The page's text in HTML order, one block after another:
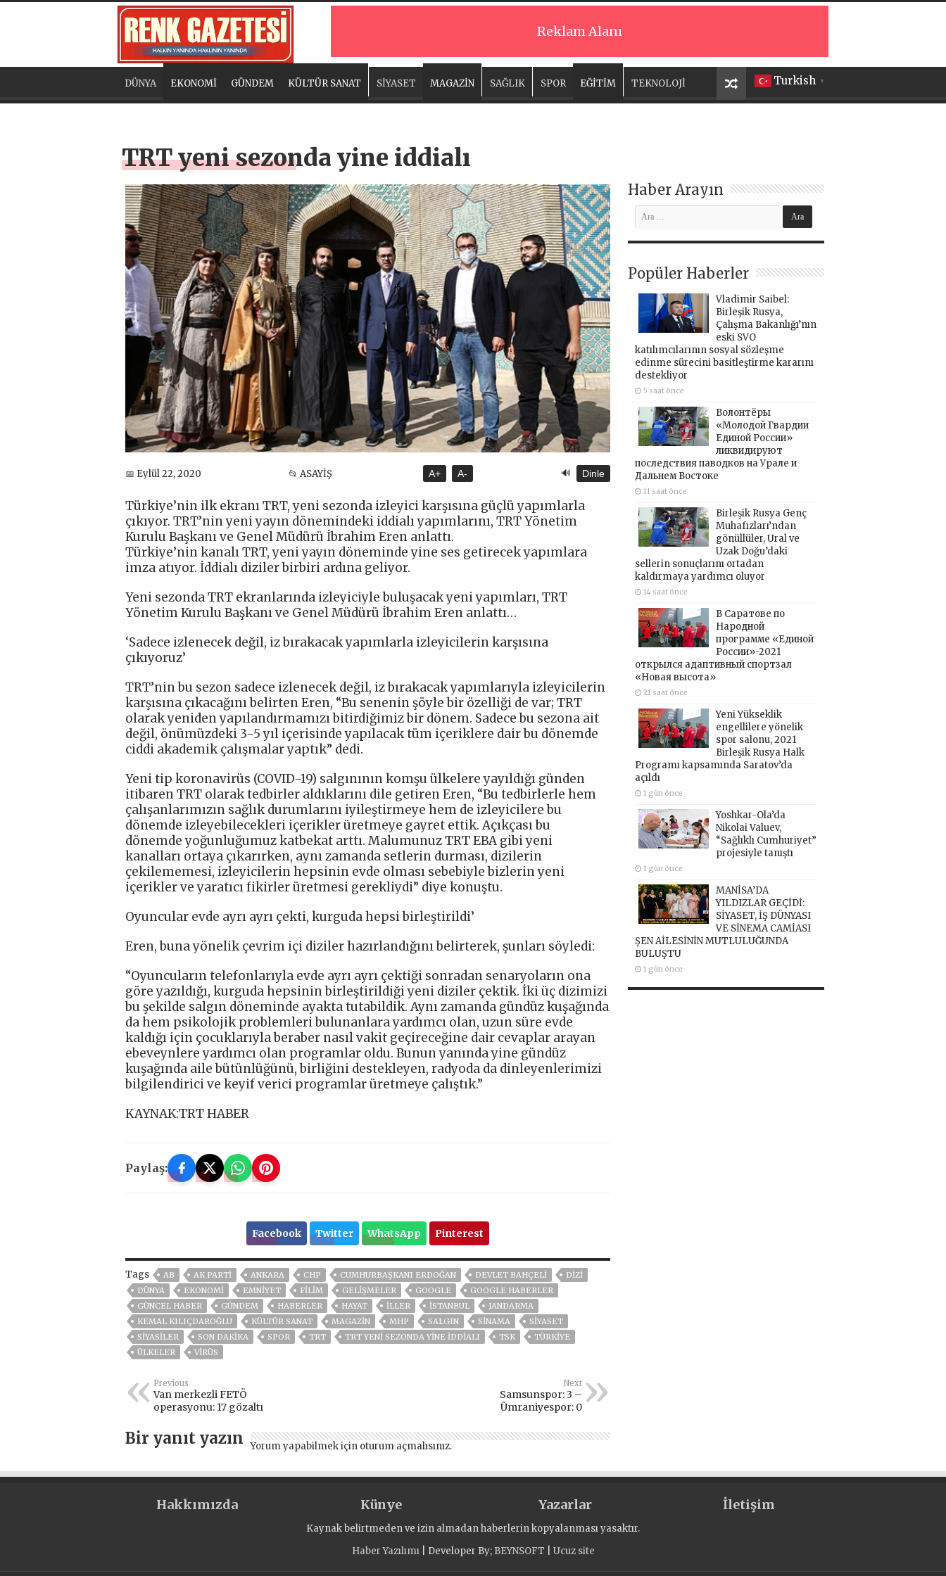
Reklam Alanı
Turkish ▼
DÜNYA EKONOMİ GÜNDEM KÜLTÜR SANAT SİYASET MAGAZİN SAĞLIK SPOR EĞİTİM TEKNOLOJİ
TRT yeni sezonda yine iddialı
📅 Eylül 22, 2020 📂 ASAYİŞ A+ A- 🔊 Dinle
Türkiye’nin ilk ekranı TRT, yeni sezonda izleyici karşısına güçlü yapımlarla
çıkıyor. TRT’nin yeni yayın dönemindeki iddialı yapımlarını, TRT Yönetim
Kurulu Başkanı ve Genel Müdürü İbrahim Eren anlattı.
Türkiye’nin kanalı TRT, yeni yayın döneminde yine ses getirecek yapımlara
imza atıyor. İddialı diziler birbiri ardına geliyor.
Yeni sezonda TRT ekranlarında izleyiciyle buluşacak yeni yapımları, TRT
Yönetim Kurulu Başkanı ve Genel Müdürü İbrahim Eren anlattı…
‘Sadece izlenecek değil, iz bırakacak yapımlarla izleyicilerin karşısına
çıkıyoruz’
TRT’nin bu sezon sadece izlenecek değil, iz bırakacak yapımlarıyla izleyicilerin
karşısına çıkacağını belirten Eren, “Bu senenin şöyle bir özelliği de var; TRT
olarak yeniden yapılandırmamızı bitirdiğimiz bir dönem. Sadece bu sezona ait
değil, önümüzdeki 3-5 yıl içerisinde yapılacak tüm içeriklere dair bu dönemde
ciddi akademik çalışmalar yaptık” dedi.
Yeni tip koronavirüs (COVID-19) salgınının komşu ülkelere yayıldığı günden
itibaren TRT olarak tedbirler aldıklarını dile getiren Eren, “Bu tedbirlerle hem
çalışanlarımızın sağlık durumlarını iyileştirmeye hem de izleyicilere bu
dönemde izleyebilecekleri içerikler üretmeye gayret ettik. Açıkçası bu
dönemde yoğunluğumuz katbekat arttı. Malumunuz TRT EBA gibi yeni
kanalları ortaya çıkarırken, aynı zamanda setlerin durması, dizilerin
çekilememesi, izleyicilerin hepsinin evde olması sebebiyle bizlerin yeni
içerikler ve yaratıcı fikirler üretmesi gerekliydi” diye konuştu.
Oyuncular evde ayrı ayrı çekti, kurguda hepsi birleştirildi’
Eren, buna yönelik çevrim içi diziler hazırlandığını belirterek, şunları söyledi:
“Oyuncuların telefonlarıyla evde ayrı ayrı çektiği sonradan senaryoların ona
göre yazıldığı, kurguda hepsinin birleştirildiği yeni diziler çektik. İki üç dizimizi
bu şekilde salgın döneminde ayakta tutabildik. Aynı zamanda gündüz kuşağında
da hem psikolojik problemleri bulunanlara yardımcı olan, uzun süre evde
kaldığı için çocuklarıyla beraber nasıl vakit geçireceğine dair cevaplar arayan
ebeveynlere yardımcı olan programlar oldu. Bunun yanında yine gündüz
kuşağında aile bütünlüğünü, birliğini destekleyen, radyoda da dinleyenlerimizi
bilgilendirici ve keyif verici programlar üretmeye çalıştık.”
KAYNAK:TRT HABER
Paylaş:
Facebook Twitter WhatsApp Pinterest
Tags AB AK PARTİ ANKARA CHP CUMHURBAŞKANI ERDOĞAN DEVLET BAHÇELİ
DİZİ
DÜNYA
EKONOMİ EMNİYET FİLİM GELIŞMELER GOOGLE
GOOGLE HABERLER
GÜNCEL HABER
GÜNDEM HABERLER HAYAT İLLER ISTANBUL
JANDARMA
KEMAL KILIÇDAROĞLU
KÜLTÜR SANAT MAGAZİN MHP SALGIN SINAMA
SİYASET
SİYASİLER
SON DAKIKA SPOR TRT TRT YENI SEZONDA YINE IDDIALI TSK
TÜRKİYE
ÜLKELER
VIRÜS
Previous
Van merkezli FETÖ
operasyonu: 17 gözaltı
Next
Samsunspor: 3 –
Ümraniyespor: 0
Bir yanıt yazın Yorum yapabilmek için oturum açmalısınız.
Haber Arayın
Popüler Haberler
Vladimir Saibel:
Birleşik Rusya,
Çalışma Bakanlığı’nın
eski SVO
katılımcılarının sosyal sözleşme
edinme sürecini basitleştirme kararını
destekliyor
5 saat önce
Волонтёры
«Молодой Гвардии
Единой России»
ликвидируют
последствия паводков на Урале и
Дальнем Востоке
11 saat önce
Birleşik Rusya Genç
Muhafızları’ndan
gönüllüler, Ural ve
Uzak Doğu’daki
sellerin sonuçlarını ortadan
kaldırmaya yardımcı oluyor
14 saat önce
В Саратове по
Народной
программе «Единой
России»-2021
открылся адаптивный спортзал
«Новая высота»
21 saat önce
Yeni Yükseklik
engellilere yönelik
spor salonu, 2021
Birleşik Rusya Halk
Programı kapsamında Saratov’da
açıldı
1 gün önce
Yoshkar-Ola’da
Nikolai Valuev,
“Sağlıklı Cumhuriyet”
projesiyle tanıştı
1 gün önce
MANİSA’DA
YILDIZLAR GEÇİDİ:
SİYASET, İŞ DÜNYASI
VE SİNEMA CAMİASI
ŞEN AİLESİNİN MUTLULUĞUNDA
BULUŞTU
1 gün önce
Hakkımızda Künye Yazarlar İletişim
Kaynak belirtmeden ve izin almadan haberlerin kopyalanması yasaktır.
Haber Yazılımı| Developer By; BEYNSOFT Ucuz site